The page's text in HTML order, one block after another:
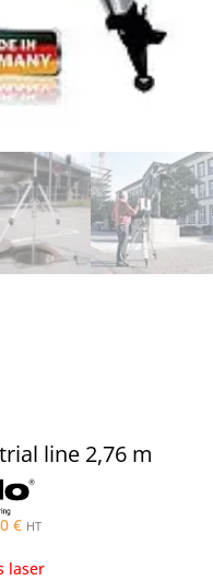
line 2,76 m
€ HT
laser